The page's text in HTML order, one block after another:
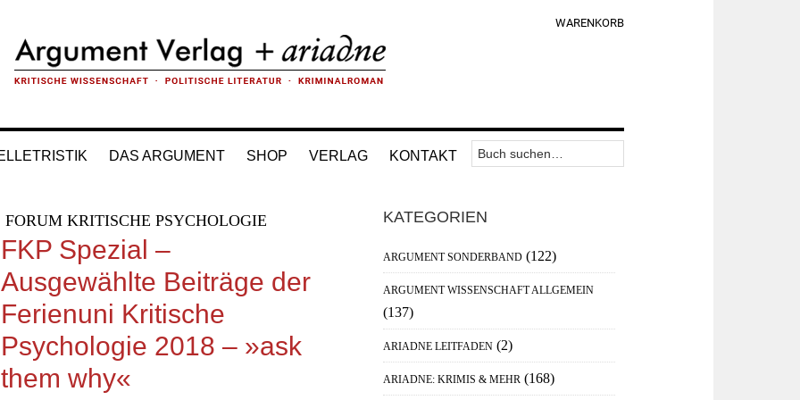
WARENKORB
DAS ARGUMENT SHOP VERLAG KONTAKT
Nav
Area
Suchen
nach:
FORUM KRITISCHE PSYCHOLOGIE
FKP Spezial –
Ausgewählte Beiträge der
Ferienuni Kritische
Psychologie 2018 – »ask
them why«
Haupt-
Sidebar
KATEGORIEN
ARGUMENT SONDERBAND (122)
ARGUMENT WISSENSCHAFT ALLGEMEIN
(137)
ARIADNE LEITFADEN (2)
ARIADNE: KRIMIS & MEHR (168)